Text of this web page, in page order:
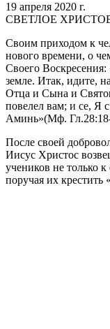
19 апреля 2020 г.
СВЕТЛОЕ
Своим приходом к
нового времени, о
Своего
земле. Итак, идите,
Отца и Сына и
повелел вам; и се, Я
Аминь»(Мф.
После своей
Иисус Христос
учеников не только
поручая их